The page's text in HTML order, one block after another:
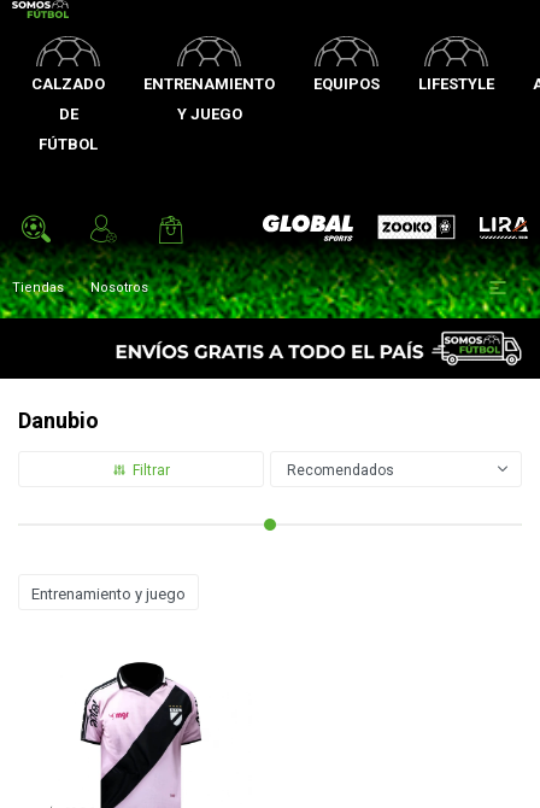
CALZADO
DE
FÚTBOL
ENTRENAMIENTO
Y JUEGO
EQUIPOS LIFESTYLE
Global Sports Zooko Lira
Tiendas Nosotros 
Danubio
Recomendados
Entrenamiento y juego